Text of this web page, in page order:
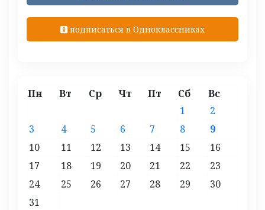
подписаться в Одноклассниках
Пн Вт Ср Чт Пт Сб Вс
1
2
3
4 5 6 7 8
9
10
11 12 13 14 15
16
17
18 19 20 21 22
23
24
25 26 27 28 29
30
31